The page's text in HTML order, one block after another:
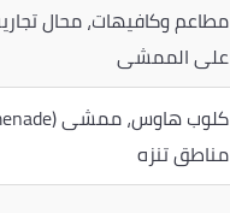
على الممشى
مناطق تنزه